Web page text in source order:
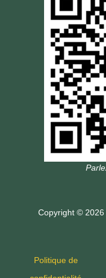
Copyright ©
Politique de